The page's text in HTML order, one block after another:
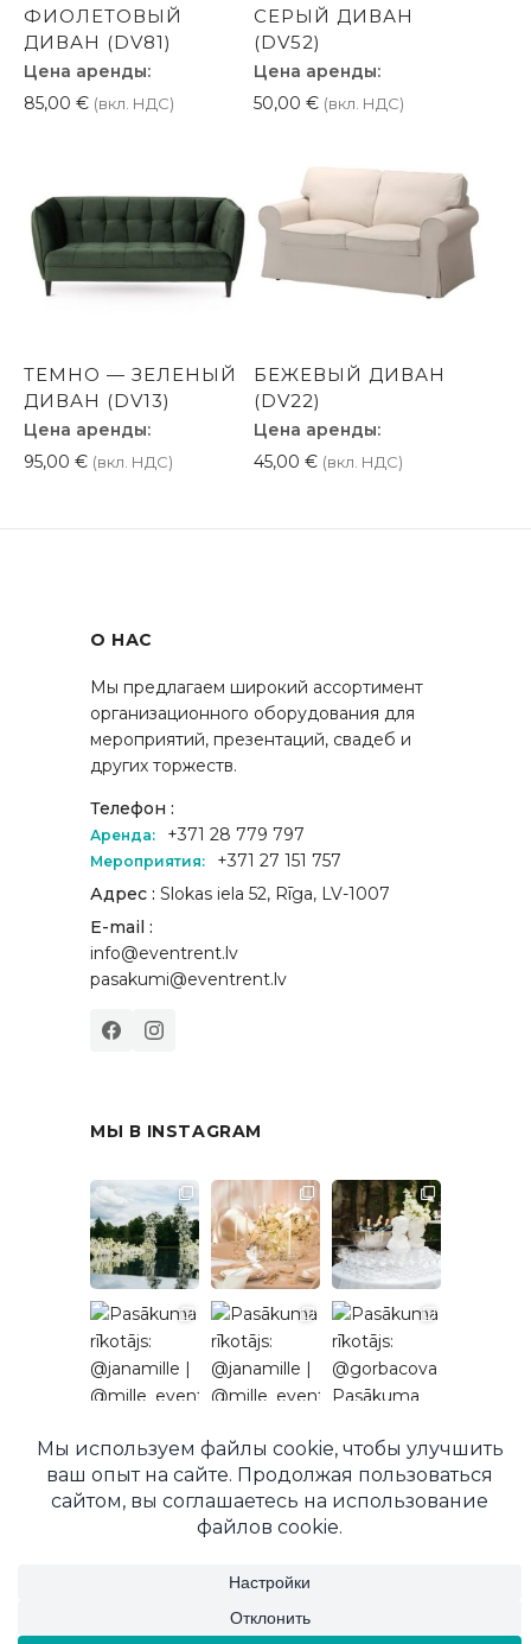
ФИОЛЕТОВЫЙ
ДИВАН (DV81)
Цена аренды:
85,00 € (вкл. НДС)
СЕРЫЙ ДИВАН
(DV52)
Цена аренды:
50,00 € (вкл. НДС)
ТЕМНО — ЗЕЛЕНЫЙ
ДИВАН (DV13)
Цена аренды:
95,00 € (вкл. НДС)
БЕЖЕВЫЙ ДИВАН
(DV22)
Цена аренды:
45,00 € (вкл. НДС)
О НАС
Мы предлагаем широкий ассортимент
организационного оборудования для
мероприятий, презентаций, свадеб и
других торжеств.
Телефон :
Аренда: +371 28 779 797
Мероприятия:
+371 27 151 757
Адрес : Slokas iela 52, Rīga, LV-1007
E-mail :
info@eventrent.lv
pasakumi@eventrent.lv
МЫ В INSTAGRAM
Подписаться в Instagram
© 2026 EventRent. Все права защищены.